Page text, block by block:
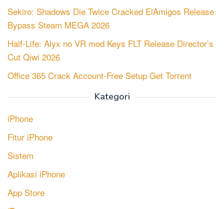
Sekiro: Shadows Die Twice Cracked ElAmigos Release
Bypass Steam MEGA 2026
Half-Life: Alyx no VR mod Keys FLT Release Director’s
Cut Qiwi 2026
Office 365 Crack Account-Free Setup Gеt Torгеnt
Kategori
iPhone
Fitur iPhone
Sistem
Aplikasi iPhone
App Store